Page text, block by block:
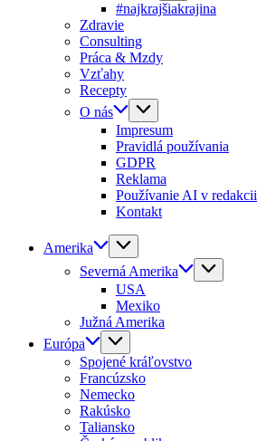
#najkrajšiakrajina
Zdravie
Consulting
Práca & Mzdy
Vzťahy
Recepty
O nás
Impresum
Pravidlá používania
GDPR
Reklama
Používanie AI v redakcii
Kontakt
Amerika
Severná Amerika
USA
Mexiko
Južná Amerika
Európa
Spojené kráľovstvo
Francúzsko
Nemecko
Rakúsko
Taliansko